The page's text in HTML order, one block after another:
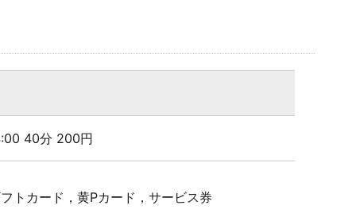
40分 200円
トカード，黄Pカード，サービス券